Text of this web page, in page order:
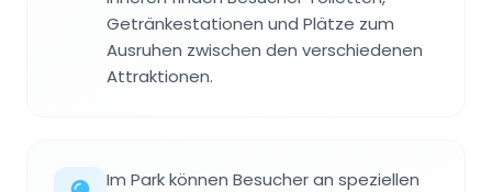
Getränkestationen und Plätze zum
Ausruhen zwischen den verschiedenen
Attraktionen.
Im Park können Besucher an speziellen